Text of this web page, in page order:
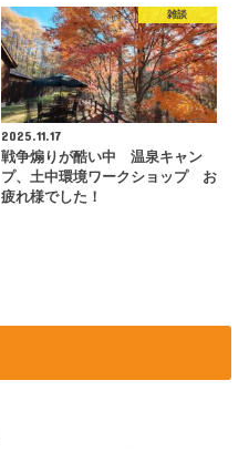
雑談
2025.11.17
戦争煽りが酷い中 温泉キャン
プ、土中環境ワークショップ お
疲れ様でした！